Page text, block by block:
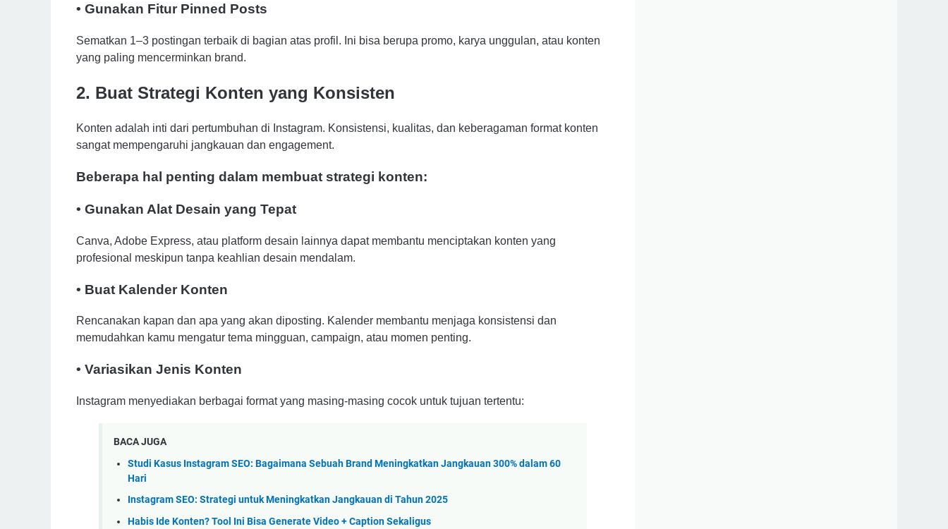
• Gunakan Fitur Pinned Posts
Sematkan 1–3 postingan terbaik di bagian atas profil. Ini bisa berupa promo, karya unggulan, atau konten
yang paling mencerminkan brand.
2. Buat Strategi Konten yang Konsisten
Konten adalah inti dari pertumbuhan di Instagram. Konsistensi, kualitas, dan keberagaman format konten
sangat mempengaruhi jangkauan dan engagement.
Beberapa hal penting dalam membuat strategi konten:
• Gunakan Alat Desain yang Tepat
Canva, Adobe Express, atau platform desain lainnya dapat membantu menciptakan konten yang
profesional meskipun tanpa keahlian desain mendalam.
• Buat Kalender Konten
Rencanakan kapan dan apa yang akan diposting. Kalender membantu menjaga konsistensi dan
memudahkan kamu mengatur tema mingguan, campaign, atau momen penting.
• Variasikan Jenis Konten
Instagram menyediakan berbagai format yang masing-masing cocok untuk tujuan tertentu:
BACA JUGA
Studi Kasus Instagram SEO: Bagaimana Sebuah Brand Meningkatkan Jangkauan 300% dalam 60
Hari
Instagram SEO: Strategi untuk Meningkatkan Jangkauan di Tahun 2025
Habis Ide Konten? Tool Ini Bisa Generate Video + Caption Sekaligus